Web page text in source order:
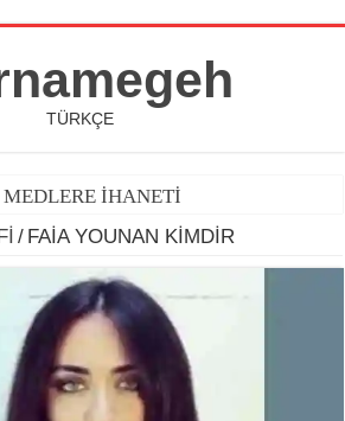
TÜRKÇE
MEDLERE İHANETİ
/ FAİA YOUNAN KİMDİR